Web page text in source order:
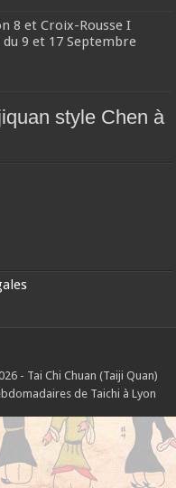
8 et Croix-Rousse I
9 et 17 Septembre
style Chen à
- Tai Chi Chuan (Taiji Quan)
de Taichi à Lyon